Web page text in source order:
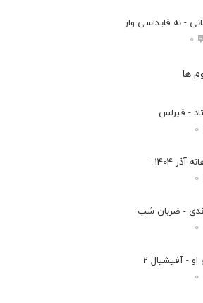
- نه فایداسی وار
0
ها
- فیرلس
0
1404 -
0
- ضربان شب
0
- آفیشیال 2
0